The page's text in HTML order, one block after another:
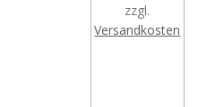
zzgl.
Versandkosten